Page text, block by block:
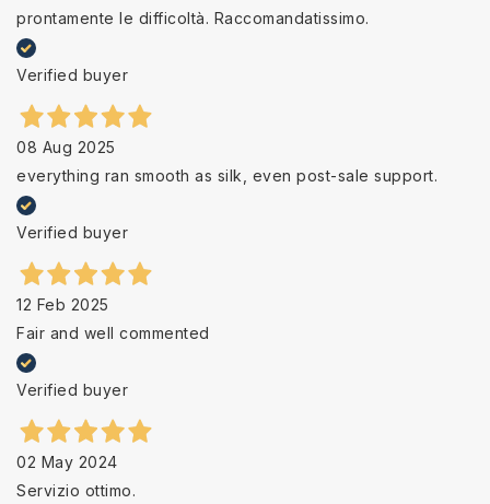
prontamente le difficoltà. Raccomandatissimo.
Verified buyer
08 Aug 2025
everything ran smooth as silk, even post-sale support.
Verified buyer
12 Feb 2025
Fair and well commented
Verified buyer
02 May 2024
Servizio ottimo.